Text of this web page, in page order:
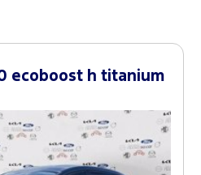
ecoboost h titanium